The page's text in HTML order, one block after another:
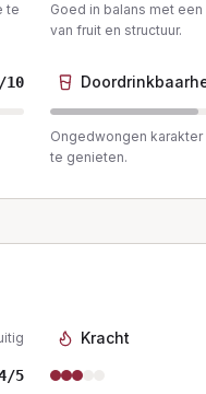
te
Goed in balans met
van fruit en structuur.
/10
Ongedwongen
te genieten.
/5
Kracht